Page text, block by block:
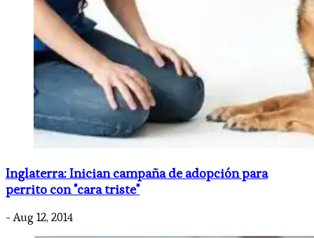
Inglaterra: Inician campaña de adopción para
perrito con "cara triste"
- Aug 12, 2014